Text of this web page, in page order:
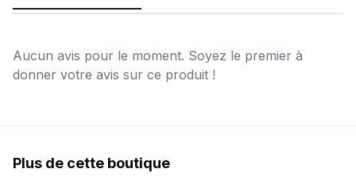
Aucun avis pour le moment. Soyez le premier à
donner votre avis sur ce produit !
Plus de cette boutique